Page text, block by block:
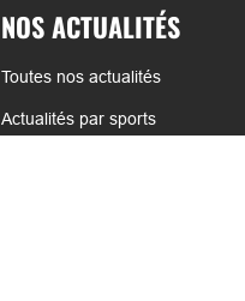
NOS ACTUALITÉS
Toutes nos actualités
Actualités par sports